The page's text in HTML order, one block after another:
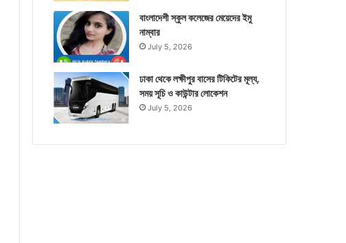
বাংলাদেশী স্কুল কলেজের মেয়েদের ইমু
নাম্বার
July 5, 2026
ঢাকা থেকে লক্ষীপুর বাসের টিকিটের মূল্য,
সময় সূচি ও কাউন্টার লোকেশন
July 5, 2026